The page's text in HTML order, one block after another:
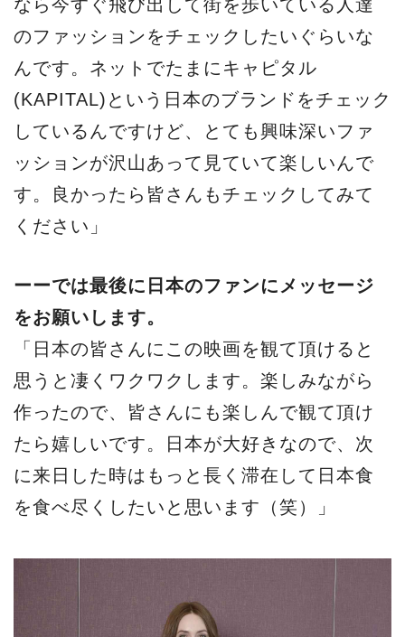
なら今すぐ飛び出して街を歩いている人達
のファッションをチェックしたいぐらいな
んです。ネットでたまにキャピタル
(KAPITAL)という日本のブランドをチェック
しているんですけど、とても興味深いファ
ッションが沢山あって見ていて楽しいんで
す。良かったら皆さんもチェックしてみて
ください」
ーーでは最後に日本のファンにメッセージ
をお願いします。
「日本の皆さんにこの映画を観て頂けると
思うと凄くワクワクします。楽しみながら
作ったので、皆さんにも楽しんで観て頂け
たら嬉しいです。日本が大好きなので、次
に来日した時はもっと長く滞在して日本食
を食べ尽くしたいと思います（笑）」